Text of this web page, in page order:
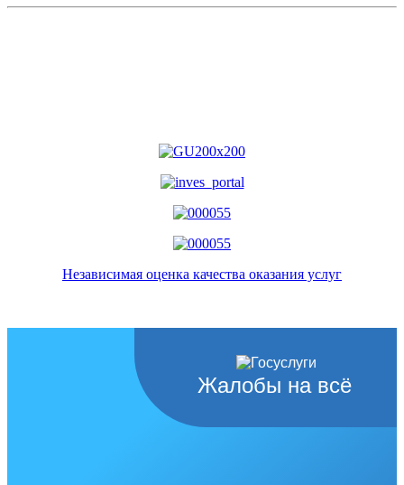
Независимая оценка качества оказания услуг
Жалобы на всё